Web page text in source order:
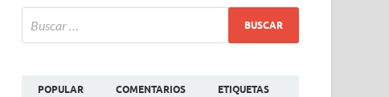
POPULAR COMENTARIOS ETIQUETAS